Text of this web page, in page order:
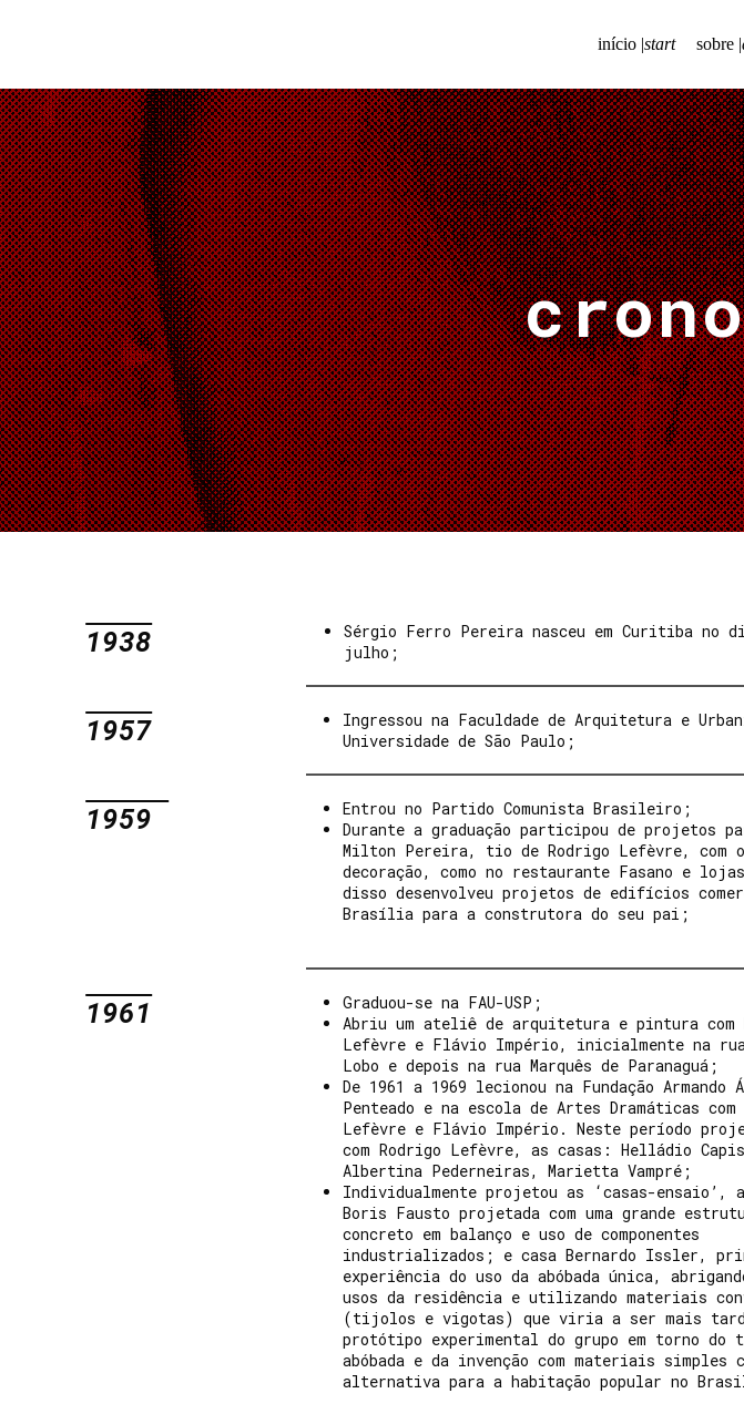
início |start sobre |
1938
Sérgio Ferro Pereira nasceu em Curitiba no
julho;
1957
Ingressou na Faculdade de Arquitetura e
Universidade de São Paulo;
1959 ​
Entrou no Partido Comunista Brasileiro;
Durante a graduação participou de projetos
Milton Pereira, tio de Rodrigo Lefèvre, com
decoração, como no restaurante Fasano e
disso desenvolveu projetos de edifícios
Brasília para a construtora do seu pai;
1961
Graduou-se na FAU-USP;
Abriu um ateliê de arquitetura e pintura com
Lefèvre e Flávio Império, inicialmente na rua
Lobo e depois na rua Marquês de Paranaguá;
De 1961 a 1969 lecionou na Fundação Armando
Penteado e na escola de Artes Dramáticas com
Lefèvre e Flávio Império. Neste período
com Rodrigo Lefèvre, as casas: Helládio
Albertina Pederneiras, Marietta Vampré;
Individualmente projetou as ‘casas-ensaio’,
Boris Fausto projetada com uma grande
concreto em balanço e uso de componentes
industrializados; e casa Bernardo Issler,
experiência do uso da abóbada única,
usos da residência e utilizando materiais
(tijolos e vigotas) que viria a ser mais
protótipo experimental do grupo em torno do
abóbada e da invenção com materiais simples
alternativa para a habitação popular no